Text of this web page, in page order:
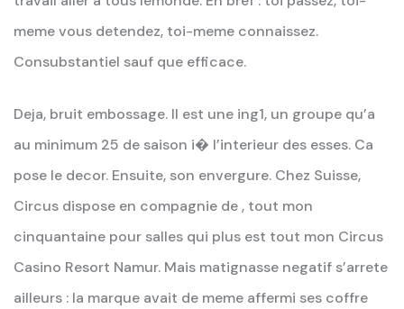
meme vous detendez, toi-meme connaissez.
Consubstantiel sauf que efficace.
Deja, bruit embossage. Il est une ing1, un groupe qu’a
au minimum 25 de saison i� l’interieur des esses. Ca
pose le decor. Ensuite, son envergure. Chez Suisse,
Circus dispose en compagnie de , tout mon
cinquantaine pour salles qui plus est tout mon Circus
Casino Resort Namur. Mais matignasse negatif s’arrete
ailleurs : la marque avait de meme affermi ses coffre